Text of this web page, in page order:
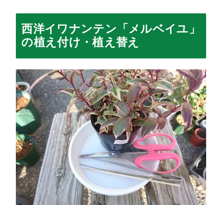
西洋イワナンテン「メルベイユ」
の植え付け・植え替え